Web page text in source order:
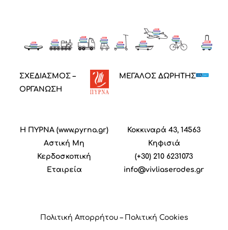
Η ΠΥΡΝΑ (www.pyrna.gr)
Αστική Mη
Κερδοσκοπική
Εταιρεία
Κοκκιναρά 43, 14563
Κηφισιά
(+30) 210 6231073
info@vivliaserodes.gr
ΣΧΕΔΙΑΣΜΟΣ –
ΟΡΓΑΝΩΣΗ
ΜΕΓΑΛΟΣ ΔΩΡΗΤΗΣ
Πολιτική Απορρήτου– Πολιτική Cookies